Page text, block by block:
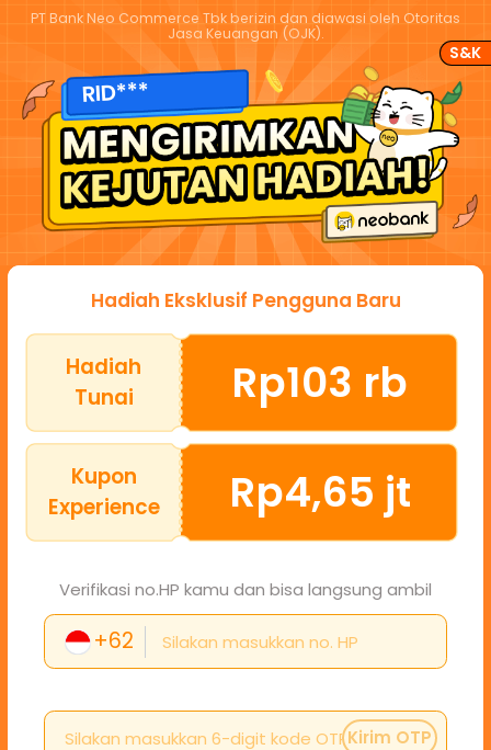
PT Bank Neo Commerce Tbk berizin dan diawasi oleh Otoritas
Jasa Keuangan (OJK).
RID***
S&K
Hadiah Eksklusif Pengguna Baru
Hadiah
Tunai
Rp103 rb
Kupon
Experience
Rp4,65 jt
Verifikasi no.HP kamu dan bisa langsung ambil
+62
Kirim OTP